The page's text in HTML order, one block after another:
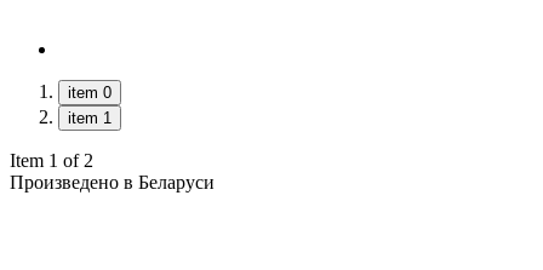
item 0
item 1
Item 1 of 2
Произведено в Беларуси